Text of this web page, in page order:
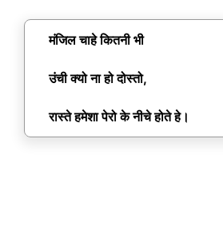
मंजिल चाहे कितनी भी
उंची क्यो ना हो दोस्तो,
रास्ते हमेशा पेरो के नीचे होते हे।